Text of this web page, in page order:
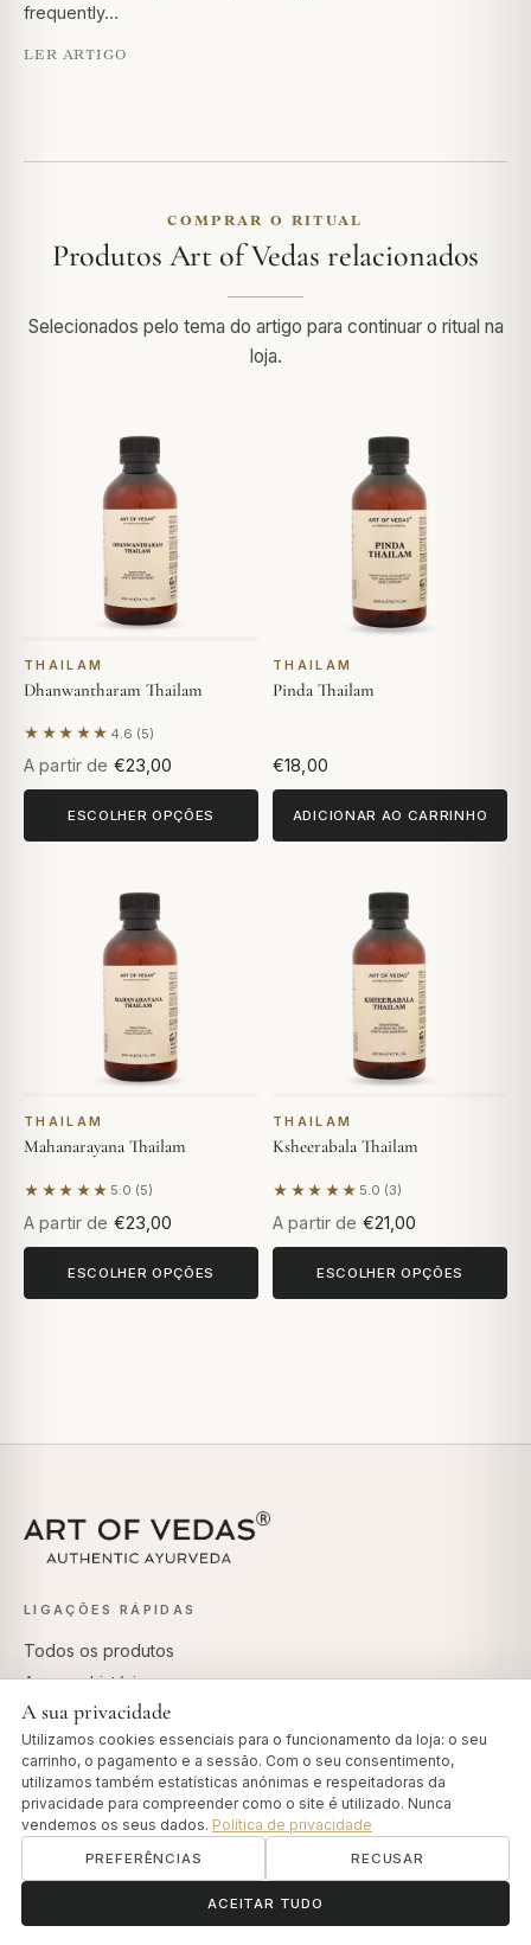
frequently…
LER ARTIGO
COMPRAR O RITUAL
Produtos Art of Vedas relacionados
Selecionados pelo tema do artigo para continuar o ritual na
loja.
THAILAM
Dhanwantharam Thailam
★★★★★ 4.6 (5)
Com base em 5 avaliações
A partir de €23,00
ESCOLHER OPÇÕES
THAILAM
Pinda Thailam
€18,00
ADICIONAR AO CARRINHO
THAILAM
Mahanarayana Thailam
★★★★★ 5.0 (5)
Com base em 5 avaliações
A partir de €23,00
ESCOLHER OPÇÕES
THAILAM
Ksheerabala Thailam
★★★★★ 5.0 (3)
Com base em 3 avaliações
A partir de €21,00
ESCOLHER OPÇÕES
LIGAÇÕES RÁPIDAS
Todos os produtos
A nossa história
Seguir a encomenda
Teste Dosha
Vedas Insights
APOIO AO CLIENTE
Contacto
A sua privacidade
Utilizamos cookies essenciais para o funcionamento da loja: o seu
carrinho, o pagamento e a sessão. Com o seu consentimento,
utilizamos também estatísticas anónimas e respeitadoras da
privacidade para compreender como o site é utilizado. Nunca
vendemos os seus dados. Política de privacidade
PREFERÊNCIAS RECUSAR
ACEITAR TUDO